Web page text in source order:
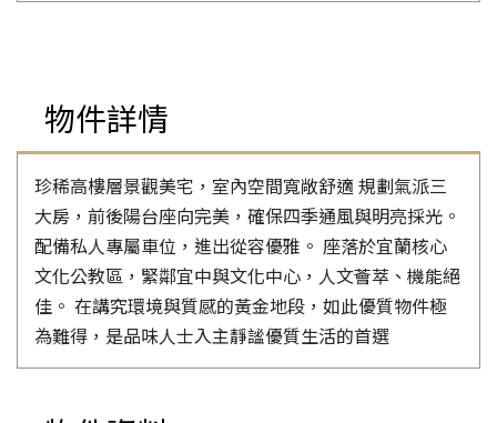
物件詳情
珍稀高樓層景觀美宅，室內空間寬敞舒適 規劃氣派三
大房，前後陽台座向完美，確保四季通風與明亮採光。
配備私人專屬車位，進出從容優雅。 座落於宜蘭核心
文化公教區，緊鄰宜中與文化中心，人文薈萃、機能絕
佳。 在講究環境與質感的黃金地段，如此優質物件極
為難得，是品味人士入主靜謐優質生活的首選